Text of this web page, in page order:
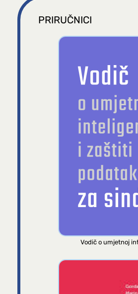
PRIRUČNICI
Vodič o umjetnoj